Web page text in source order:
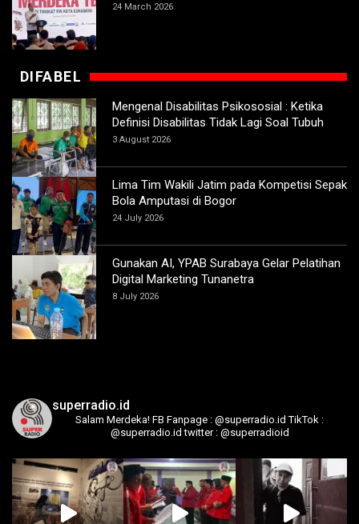
24 March 2026
DIFABEL
Mengenal Disabilitas Psikososial : Ketika
Definisi Disabilitas Tidak Lagi Soal Tubuh
3 August 2026
Lima Tim Wakili Jatim pada Kompetisi Sepak
Bola Amputasi di Bogor
24 July 2026
Gunakan AI, YPAB Surabaya Gelar Pelatihan
Digital Marketing Tunanetra
8 July 2026
superradio.id
Salam Merdeka! FB Fanpage : @superradio.id TikTok :
@superradio.id twitter : @superradioid